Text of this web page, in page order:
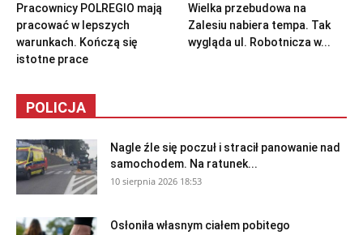
Pracownicy POLREGIO mają
pracować w lepszych
warunkach. Kończą się
istotne prace
Wielka przebudowa na
Zalesiu nabiera tempa. Tak
wygląda ul. Robotnicza w...
POLICJA
Nagle źle się poczuł i stracił panowanie nad
samochodem. Na ratunek...
10 sierpnia 2026 18:53
Osłoniła własnym ciałem pobitego